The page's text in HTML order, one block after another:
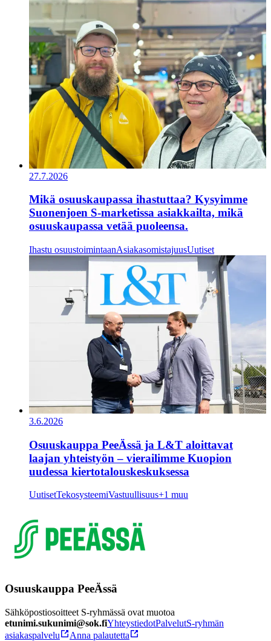
27.7.2026
Mikä osuuskaupassa ihastuttaa? Kysyimme
Suonenjoen S-marketissa asiakkailta, mikä
osuuskaupassa vetää puoleensa.
Ihastu osuustoimintaanAsiakasomistajuusUutiset
3.6.2026
Osuuskauppa PeeÄssä ja L&T aloittavat
laajan yhteistyön – vierailimme Kuopion
uudessa kiertotalouskeskuksessa
UutisetTekosysteemiVastuullisuus+1 muu
Osuuskauppa PeeÄssä
Sähköpostiosoitteet S-ryhmässä ovat muotoa
etunimi.sukunimi@sok.fiYhteystiedotPalvelutS-ryhmän
asiakaspalvelu
Anna palautetta